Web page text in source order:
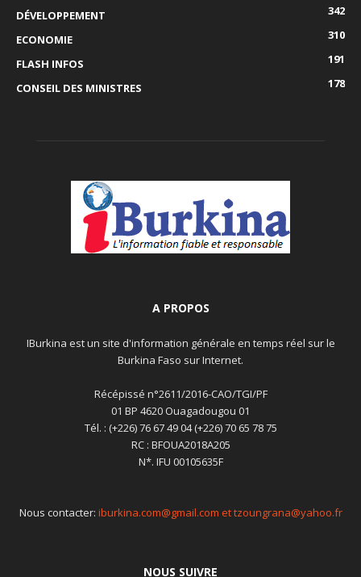
DÉVELOPPEMENT
342
ECONOMIE
310
FLASH INFOS
191
CONSEIL DES MINISTRES
178
A PROPOS
IBurkina est un site d'information générale en temps réel sur le
Burkina Faso sur Internet.
Récépissé n°2611/2016-CAO/TGI/PF
01 BP 4620 Ouagadougou 01
Tél. : (+226) 76 67 49 04 (+226) 70 65 78 75
RC : BFOUA2018A205
N*. IFU 00105635F
Nous contacter: iburkina.com@gmail.com et tzoungrana@yahoo.fr
NOUS SUIVRE